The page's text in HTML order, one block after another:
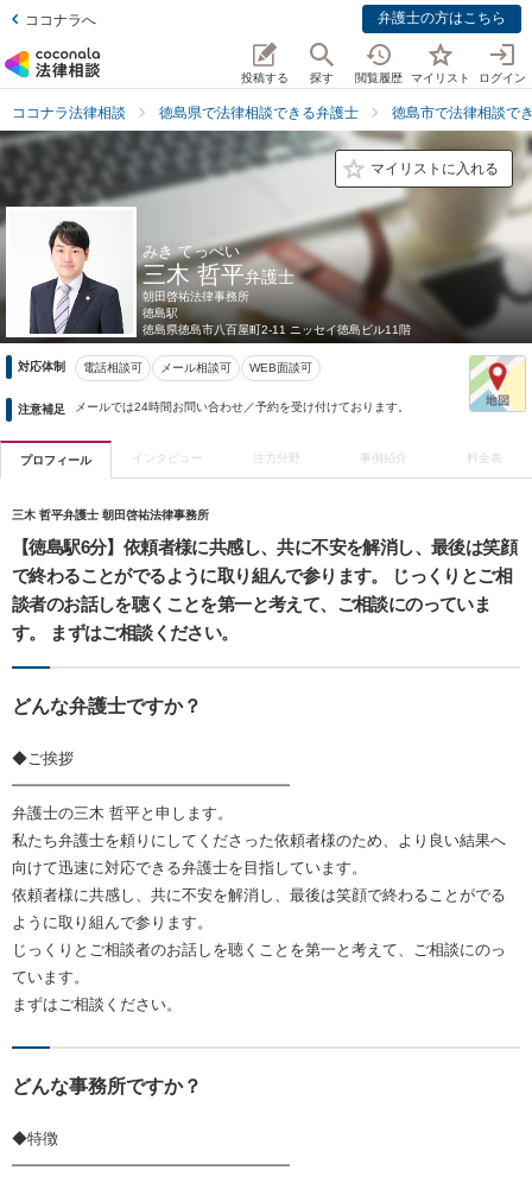
ココナラへ 弁護士の方はこちら
投稿する 探す 閲覧履歴 マイリスト ログイン
ココナラ法律相談 徳島県で法律相談できる弁護士 徳島市で法律相談で
マイリストに入れる
みき てっぺい
三木 哲平弁護士
朝田啓祐法律事務所
徳島駅
徳島県徳島市八百屋町2-11 ニッセイ徳島ビル11階
対応体制 電話相談可 メール相談可 WEB面談可
注意補足 メールでは24時間お問い合わせ／予約を受け付けております。
プロフィール インタビュー 注力分野 事例紹介 料金表
三木 哲平弁護士 朝田啓祐法律事務所
【徳島駅6分】依頼者様に共感し、共に不安を解消し、最後は笑顔
で終わることがでるように取り組んで参ります。 じっくりとご相
談者のお話しを聴くことを第一と考えて、ご相談にのっていま
す。 まずはご相談ください。
どんな弁護士ですか？
◆ご挨拶
━━━━━━━━━━━━━━━━━━
弁護士の三木 哲平と申します。
私たち弁護士を頼りにしてくださった依頼者様のため、より良い結果へ
向けて迅速に対応できる弁護士を目指しています。
依頼者様に共感し、共に不安を解消し、最後は笑顔で終わることがでる
ように取り組んで参ります。
じっくりとご相談者のお話しを聴くことを第一と考えて、ご相談にのっ
ています。
まずはご相談ください。
どんな事務所ですか？
◆特徴
━━━━━━━━━━━━━━━━━━